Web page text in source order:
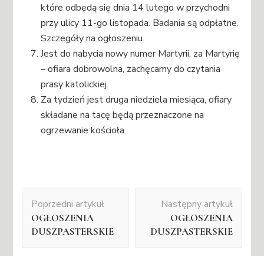
które odbędą się dnia 14 lutego w przychodni
przy ulicy 11-go listopada. Badania są odpłatne.
Szczegóły na ogłoszeniu.
Jest do nabycia nowy numer Martyrii, za Martyrię
– ofiara dobrowolna, zachęcamy do czytania
prasy katolickiej.
Za tydzień jest druga niedziela miesiąca, ofiary
składane na tacę będą przeznaczone na
ogrzewanie kościoła.
wpisu
Poprzedni artykuł
OGŁOSZENIA
DUSZPASTERSKIE
Następny artykuł
OGŁOSZENIA
DUSZPASTERSKIE